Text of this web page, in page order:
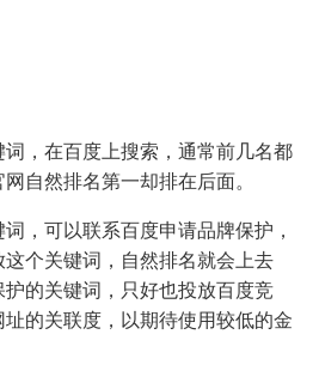
，在百度上搜索，通常前几名都
自然排名第一却排在后面。
，可以联系百度申请品牌保护，
个关键词，自然排名就会上去
的关键词，只好也投放百度竞
的关联度，以期待使用较低的金